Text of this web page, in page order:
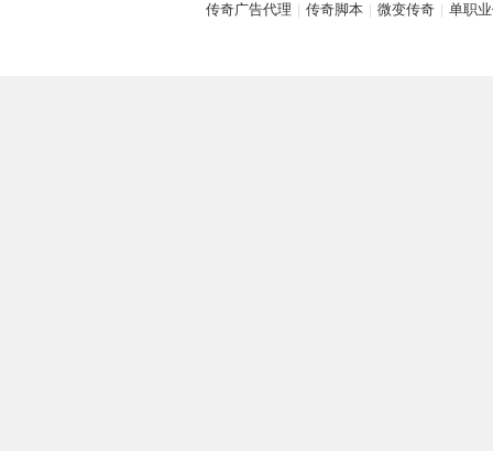
传奇广告代理 | 传奇脚本 | 微变传奇 | 单职